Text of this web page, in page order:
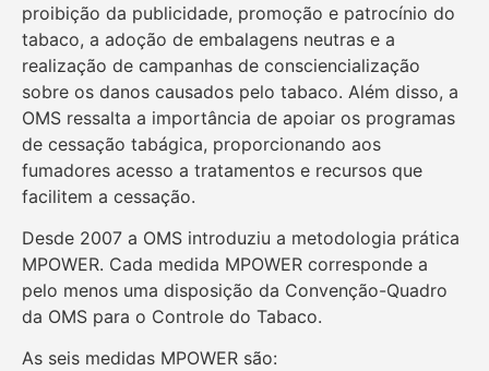
proibição da publicidade, promoção e patrocínio do
tabaco, a adoção de embalagens neutras e a
realização de campanhas de consciencialização
sobre os danos causados pelo tabaco. Além disso, a
OMS ressalta a importância de apoiar os programas
de cessação tabágica, proporcionando aos
fumadores acesso a tratamentos e recursos que
facilitem a cessação.
Desde 2007 a OMS introduziu a metodologia prática
MPOWER. Cada medida MPOWER corresponde a
pelo menos uma disposição da Convenção-Quadro
da OMS para o Controle do Tabaco.
As seis medidas MPOWER são: